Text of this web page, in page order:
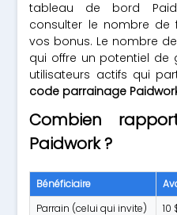
tableau de bord
consulter le nombre de
vos bonus. Le nombre
qui offre un potentiel de
utilisateurs actifs qui
code parrainage
Combien
Paidwork ?
Bénéficiaire
Parrain (celui qui invite)
10